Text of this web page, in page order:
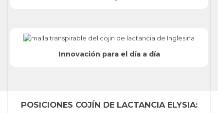
Innovación para el día a día
POSICIONES COJÍN DE LACTANCIA ELYSIA: